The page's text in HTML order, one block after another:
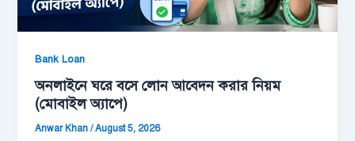
Bank Loan
অনলাইনে ঘরে বসে লোন আবেদন করার নিয়ম
(মোবাইল অ্যাপে)
Anwar Khan/August 5, 2026